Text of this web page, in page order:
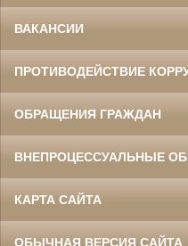
ВАКАНСИИ
ПРОТИВОДЕЙСТВИЕ
ОБРАЩЕНИЯ ГРАЖДАН
ВНЕПРОЦЕССУАЛЬНЫЕ
КАРТА САЙТА
ОБЫЧНАЯ ВЕРСИЯ САЙТА